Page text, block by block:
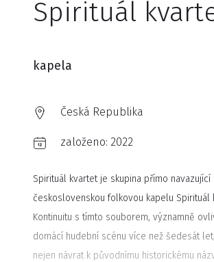
Spirituál
kapela
Česká Republika
založeno: 2022
Spirituál kvartet je skupina přímo navazující
československou folkovou kapelu Spirituál
Kontinuitu s tímto souborem, významně
domácí hudební scénu více než šedesát
nejen návrat k původnímu historickému